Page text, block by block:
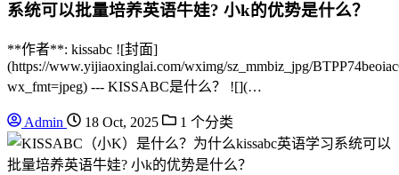
系统可以批量培养英语牛娃? 小k的优势是什么？
**作者**: kissabc ![封面]
(https://www.yijiaoxinglai.com/wximg/sz_mmbiz_jpg/
wx_fmt=jpeg) --- KISSABC是什么？ ![](…
Admin 18 Oct, 2025 1 个分类